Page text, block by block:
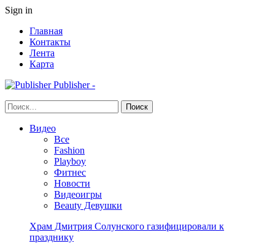
Sign in
Главная
Контакты
Лента
Карта
Publisher -
Видео
Все
Fashion
Playboy
Фитнес
Новости
Видеоигры
Beauty Девушки
Храм Дмитрия Солунского газифицировали к
празднику